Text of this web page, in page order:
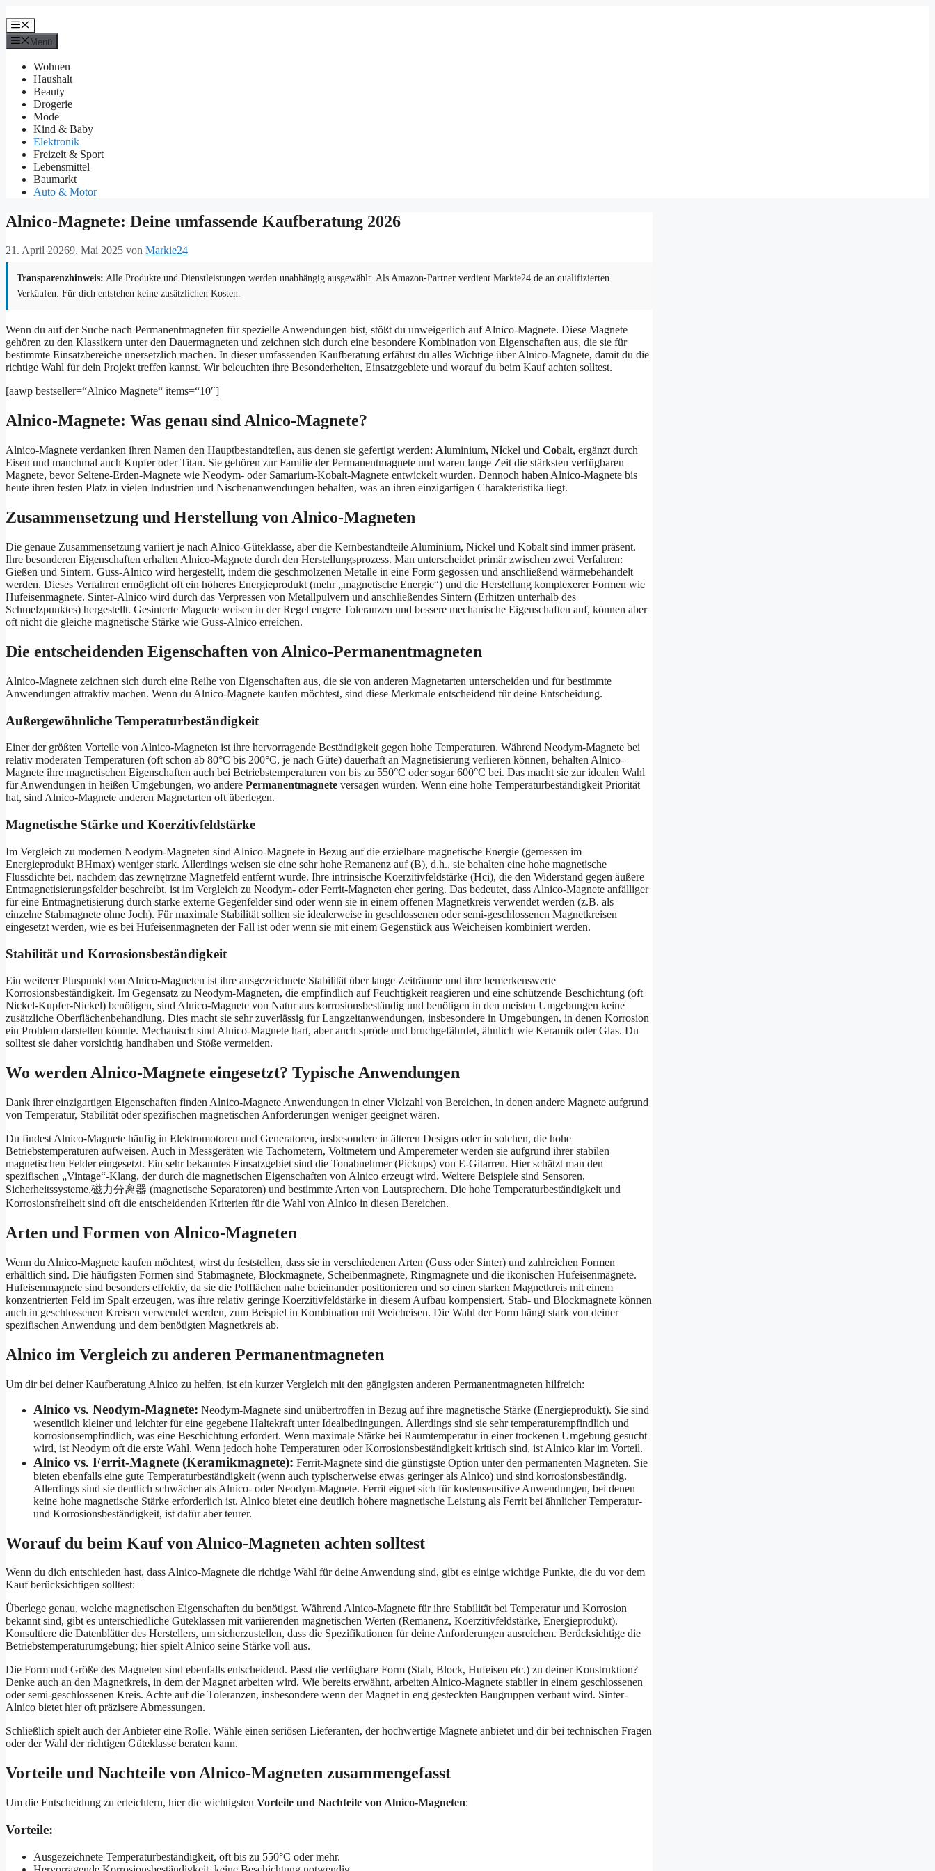
Inhalt
springen
Menü
Menü
Wohnen
Haushalt
Beauty
Drogerie
Mode
Kind & Baby
Elektronik
Freizeit & Sport
Lebensmittel
Baumarkt
Auto & Motor
Alnico-Magnete: Deine umfassende Kaufberatung 2026
21. April 20269. Mai 2025 von Markie24
Transparenzhinweis: Alle Produkte und Dienstleistungen werden unabhängig ausgewählt. Als Amazon-Partner verdient Markie24.de an qualifizierten
Verkäufen. Für dich entstehen keine zusätzlichen Kosten.
Wenn du auf der Suche nach Permanentmagneten für spezielle Anwendungen bist, stößt du unweigerlich auf Alnico-Magnete. Diese Magnete
gehören zu den Klassikern unter den Dauermagneten und zeichnen sich durch eine besondere Kombination von Eigenschaften aus, die sie für
bestimmte Einsatzbereiche unersetzlich machen. In dieser umfassenden Kaufberatung erfährst du alles Wichtige über Alnico-Magnete, damit du die
richtige Wahl für dein Projekt treffen kannst. Wir beleuchten ihre Besonderheiten, Einsatzgebiete und worauf du beim Kauf achten solltest.
[aawp bestseller=“Alnico Magnete“ items=“10″]
Alnico-Magnete: Was genau sind Alnico-Magnete?
Alnico-Magnete verdanken ihren Namen den Hauptbestandteilen, aus denen sie gefertigt werden: Aluminium, Nickel und Cobalt, ergänzt durch
Eisen und manchmal auch Kupfer oder Titan. Sie gehören zur Familie der Permanentmagnete und waren lange Zeit die stärksten verfügbaren
Magnete, bevor Seltene-Erden-Magnete wie Neodym- oder Samarium-Kobalt-Magnete entwickelt wurden. Dennoch haben Alnico-Magnete bis
heute ihren festen Platz in vielen Industrien und Nischenanwendungen behalten, was an ihren einzigartigen Charakteristika liegt.
Zusammensetzung und Herstellung von Alnico-Magneten
Die genaue Zusammensetzung variiert je nach Alnico-Güteklasse, aber die Kernbestandteile Aluminium, Nickel und Kobalt sind immer präsent.
Ihre besonderen Eigenschaften erhalten Alnico-Magnete durch den Herstellungsprozess. Man unterscheidet primär zwischen zwei Verfahren:
Gießen und Sintern. Guss-Alnico wird hergestellt, indem die geschmolzenen Metalle in eine Form gegossen und anschließend wärmebehandelt
werden. Dieses Verfahren ermöglicht oft ein höheres Energieprodukt (mehr „magnetische Energie“) und die Herstellung komplexerer Formen wie
Hufeisenmagnete. Sinter-Alnico wird durch das Verpressen von Metallpulvern und anschließendes Sintern (Erhitzen unterhalb des
Schmelzpunktes) hergestellt. Gesinterte Magnete weisen in der Regel engere Toleranzen und bessere mechanische Eigenschaften auf, können aber
oft nicht die gleiche magnetische Stärke wie Guss-Alnico erreichen.
Die entscheidenden Eigenschaften von Alnico-Permanentmagneten
Alnico-Magnete zeichnen sich durch eine Reihe von Eigenschaften aus, die sie von anderen Magnetarten unterscheiden und für bestimmte
Anwendungen attraktiv machen. Wenn du Alnico-Magnete kaufen möchtest, sind diese Merkmale entscheidend für deine Entscheidung.
Außergewöhnliche Temperaturbeständigkeit
Einer der größten Vorteile von Alnico-Magneten ist ihre hervorragende Beständigkeit gegen hohe Temperaturen. Während Neodym-Magnete bei
relativ moderaten Temperaturen (oft schon ab 80°C bis 200°C, je nach Güte) dauerhaft an Magnetisierung verlieren können, behalten Alnico-
Magnete ihre magnetischen Eigenschaften auch bei Betriebstemperaturen von bis zu 550°C oder sogar 600°C bei. Das macht sie zur idealen Wahl
für Anwendungen in heißen Umgebungen, wo andere Permanentmagnete versagen würden. Wenn eine hohe Temperaturbeständigkeit Priorität
hat, sind Alnico-Magnete anderen Magnetarten oft überlegen.
Magnetische Stärke und Koerzitivfeldstärke
Im Vergleich zu modernen Neodym-Magneten sind Alnico-Magnete in Bezug auf die erzielbare magnetische Energie (gemessen im
Energieprodukt BHmax) weniger stark. Allerdings weisen sie eine sehr hohe Remanenz auf (B), d.h., sie behalten eine hohe magnetische
Flussdichte bei, nachdem das zewnętrzne Magnetfeld entfernt wurde. Ihre intrinsische Koerzitivfeldstärke (Hci), die den Widerstand gegen äußere
Entmagnetisierungsfelder beschreibt, ist im Vergleich zu Neodym- oder Ferrit-Magneten eher gering. Das bedeutet, dass Alnico-Magnete anfälliger
für eine Entmagnetisierung durch starke externe Gegenfelder sind oder wenn sie in einem offenen Magnetkreis verwendet werden (z.B. als
einzelne Stabmagnete ohne Joch). Für maximale Stabilität sollten sie idealerweise in geschlossenen oder semi-geschlossenen Magnetkreisen
eingesetzt werden, wie es bei Hufeisenmagneten der Fall ist oder wenn sie mit einem Gegenstück aus Weicheisen kombiniert werden.
Stabilität und Korrosionsbeständigkeit
Ein weiterer Pluspunkt von Alnico-Magneten ist ihre ausgezeichnete Stabilität über lange Zeiträume und ihre bemerkenswerte
Korrosionsbeständigkeit. Im Gegensatz zu Neodym-Magneten, die empfindlich auf Feuchtigkeit reagieren und eine schützende Beschichtung (oft
Nickel-Kupfer-Nickel) benötigen, sind Alnico-Magnete von Natur aus korrosionsbeständig und benötigen in den meisten Umgebungen keine
zusätzliche Oberflächenbehandlung. Dies macht sie sehr zuverlässig für Langzeitanwendungen, insbesondere in Umgebungen, in denen Korrosion
ein Problem darstellen könnte. Mechanisch sind Alnico-Magnete hart, aber auch spröde und bruchgefährdet, ähnlich wie Keramik oder Glas. Du
solltest sie daher vorsichtig handhaben und Stöße vermeiden.
Wo werden Alnico-Magnete eingesetzt? Typische Anwendungen
Dank ihrer einzigartigen Eigenschaften finden Alnico-Magnete Anwendungen in einer Vielzahl von Bereichen, in denen andere Magnete aufgrund
von Temperatur, Stabilität oder spezifischen magnetischen Anforderungen weniger geeignet wären.
Du findest Alnico-Magnete häufig in Elektromotoren und Generatoren, insbesondere in älteren Designs oder in solchen, die hohe
Betriebstemperaturen aufweisen. Auch in Messgeräten wie Tachometern, Voltmetern und Amperemeter werden sie aufgrund ihrer stabilen
magnetischen Felder eingesetzt. Ein sehr bekanntes Einsatzgebiet sind die Tonabnehmer (Pickups) von E-Gitarren. Hier schätzt man den
spezifischen „Vintage“-Klang, der durch die magnetischen Eigenschaften von Alnico erzeugt wird. Weitere Beispiele sind Sensoren,
Sicherheitssysteme,磁力分离器 (magnetische Separatoren) und bestimmte Arten von Lautsprechern. Die hohe Temperaturbeständigkeit und
Korrosionsfreiheit sind oft die entscheidenden Kriterien für die Wahl von Alnico in diesen Bereichen.
Arten und Formen von Alnico-Magneten
Wenn du Alnico-Magnete kaufen möchtest, wirst du feststellen, dass sie in verschiedenen Arten (Guss oder Sinter) und zahlreichen Formen
erhältlich sind. Die häufigsten Formen sind Stabmagnete, Blockmagnete, Scheibenmagnete, Ringmagnete und die ikonischen Hufeisenmagnete.
Hufeisenmagnete sind besonders effektiv, da sie die Polflächen nahe beieinander positionieren und so einen starken Magnetkreis mit einem
konzentrierten Feld im Spalt erzeugen, was ihre relativ geringe Koerzitivfeldstärke in diesem Aufbau kompensiert. Stab- und Blockmagnete können
auch in geschlossenen Kreisen verwendet werden, zum Beispiel in Kombination mit Weicheisen. Die Wahl der Form hängt stark von deiner
spezifischen Anwendung und dem benötigten Magnetkreis ab.
Alnico im Vergleich zu anderen Permanentmagneten
Um dir bei deiner Kaufberatung Alnico zu helfen, ist ein kurzer Vergleich mit den gängigsten anderen Permanentmagneten hilfreich:
Alnico vs. Neodym-Magnete: Neodym-Magnete sind unübertroffen in Bezug auf ihre magnetische Stärke (Energieprodukt). Sie sind
wesentlich kleiner und leichter für eine gegebene Haltekraft unter Idealbedingungen. Allerdings sind sie sehr temperaturempfindlich und
korrosionsempfindlich, was eine Beschichtung erfordert. Wenn maximale Stärke bei Raumtemperatur in einer trockenen Umgebung gesucht
wird, ist Neodym oft die erste Wahl. Wenn jedoch hohe Temperaturen oder Korrosionsbeständigkeit kritisch sind, ist Alnico klar im Vorteil.
Alnico vs. Ferrit-Magnete (Keramikmagnete): Ferrit-Magnete sind die günstigste Option unter den permanenten Magneten. Sie
bieten ebenfalls eine gute Temperaturbeständigkeit (wenn auch typischerweise etwas geringer als Alnico) und sind korrosionsbeständig.
Allerdings sind sie deutlich schwächer als Alnico- oder Neodym-Magnete. Ferrit eignet sich für kostensensitive Anwendungen, bei denen
keine hohe magnetische Stärke erforderlich ist. Alnico bietet eine deutlich höhere magnetische Leistung als Ferrit bei ähnlicher Temperatur-
und Korrosionsbeständigkeit, ist dafür aber teurer.
Worauf du beim Kauf von Alnico-Magneten achten solltest
Wenn du dich entschieden hast, dass Alnico-Magnete die richtige Wahl für deine Anwendung sind, gibt es einige wichtige Punkte, die du vor dem
Kauf berücksichtigen solltest:
Überlege genau, welche magnetischen Eigenschaften du benötigst. Während Alnico-Magnete für ihre Stabilität bei Temperatur und Korrosion
bekannt sind, gibt es unterschiedliche Güteklassen mit variierenden magnetischen Werten (Remanenz, Koerzitivfeldstärke, Energieprodukt).
Konsultiere die Datenblätter des Herstellers, um sicherzustellen, dass die Spezifikationen für deine Anforderungen ausreichen. Berücksichtige die
Betriebstemperaturumgebung; hier spielt Alnico seine Stärke voll aus.
Die Form und Größe des Magneten sind ebenfalls entscheidend. Passt die verfügbare Form (Stab, Block, Hufeisen etc.) zu deiner Konstruktion?
Denke auch an den Magnetkreis, in dem der Magnet arbeiten wird. Wie bereits erwähnt, arbeiten Alnico-Magnete stabiler in einem geschlossenen
oder semi-geschlossenen Kreis. Achte auf die Toleranzen, insbesondere wenn der Magnet in eng gesteckten Baugruppen verbaut wird. Sinter-
Alnico bietet hier oft präzisere Abmessungen.
Schließlich spielt auch der Anbieter eine Rolle. Wähle einen seriösen Lieferanten, der hochwertige Magnete anbietet und dir bei technischen Fragen
oder der Wahl der richtigen Güteklasse beraten kann.
Vorteile und Nachteile von Alnico-Magneten zusammengefasst
Um die Entscheidung zu erleichtern, hier die wichtigsten Vorteile und Nachteile von Alnico-Magneten:
Vorteile:
Ausgezeichnete Temperaturbeständigkeit, oft bis zu 550°C oder mehr.